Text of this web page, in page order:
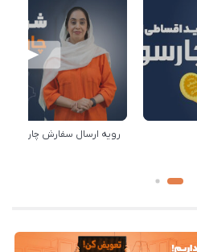
رویه ارسال سفارش چارسو